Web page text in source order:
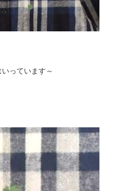
っています～